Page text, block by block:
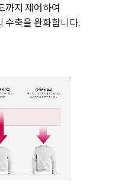
까지 제어하여
수축을 완화합니다.